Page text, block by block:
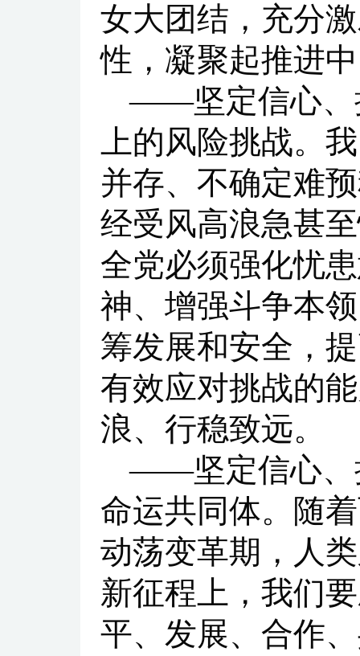
女大团结，充分
性，凝聚起推进
——坚定信心、
上的风险挑战。
并存、不确定难
经受风高浪急甚
全党必须强化忧
神、增强斗争本
筹发展和安全，
有效应对挑战的
浪、行稳致远。
——坚定信心、
命运共同体。随
动荡变革期，人
新征程上，我们
平、发展、合作